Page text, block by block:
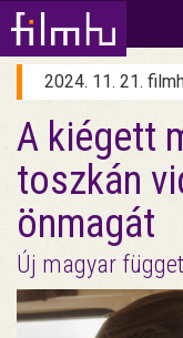
2024. 11. 21.
A kiégett
toszkán
önmagát
Új magyar